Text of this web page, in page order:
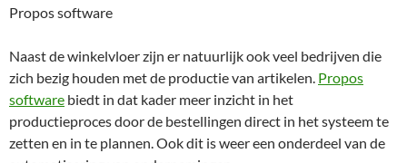
Propos software
Naast de winkelvloer zijn er natuurlijk ook veel bedrijven die
zich bezig houden met de productie van artikelen. Propos
software biedt in dat kader meer inzicht in het
productieproces door de bestellingen direct in het systeem te
zetten en in te plannen. Ook dit is weer een onderdeel van de